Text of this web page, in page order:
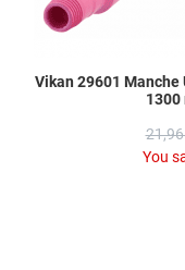
Vikan 29601
1300
You